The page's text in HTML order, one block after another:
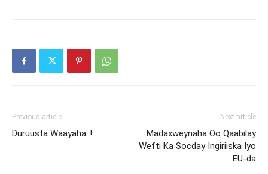
Previous article
Duruusta Waayaha..!
Next article
Madaxweynaha Oo Qaabilay
Wefti Ka Socday Ingiriiska Iyo
EU-da